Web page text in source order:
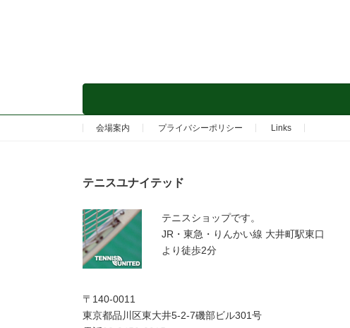
会場案内 プライバシーポリシー Links
テニスユナイテッド
テニスショップです。
JR・東急・りんかい線 大井町駅東口
より徒歩2分
〒140-0011
東京都品川区東大井5-2-7磯部ビル301号